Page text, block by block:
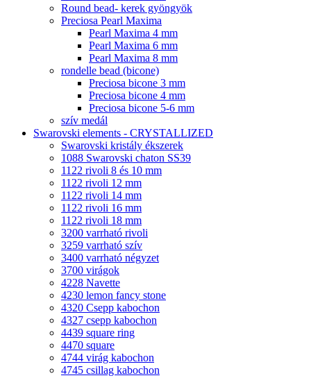
Round bead- kerek gyöngyök
Preciosa Pearl Maxima
Pearl Maxima 4 mm
Pearl Maxima 6 mm
Pearl Maxima 8 mm
rondelle bead (bicone)
Preciosa bicone 3 mm
Preciosa bicone 4 mm
Preciosa bicone 5-6 mm
szív medál
Swarovski elements - CRYSTALLIZED
Swarovski kristály ékszerek
1088 Swarovski chaton SS39
1122 rivoli 8 és 10 mm
1122 rivoli 12 mm
1122 rivoli 14 mm
1122 rivoli 16 mm
1122 rivoli 18 mm
3200 varrható rivoli
3259 varrható szív
3400 varrható négyzet
3700 virágok
4228 Navette
4230 lemon fancy stone
4320 Csepp kabochon
4327 csepp kabochon
4439 square ring
4470 square
4744 virág kabochon
4745 csillag kabochon